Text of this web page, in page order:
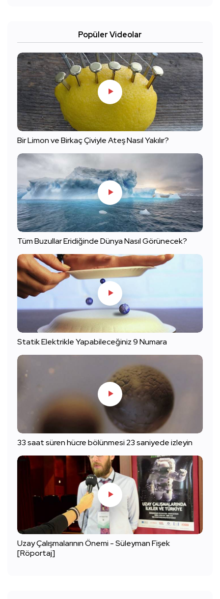
Popüler Videolar
Bir Limon ve Birkaç Çiviyle Ateş Nasıl Yakılır?
Tüm Buzullar Eridiğinde Dünya Nasıl Görünecek?
Statik Elektrikle Yapabileceğiniz 9 Numara
33 saat süren hücre bölünmesi 23 saniyede izleyin
Uzay Çalışmalarının Önemi - Süleyman Fişek
[Röportaj]